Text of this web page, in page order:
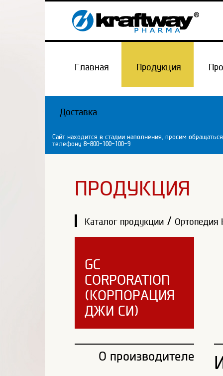
Главная Продукция
Доставка
Сайт находится в стадии наполнения, просим
телефону 8-800-100-100-9
ПРОДУКЦИЯ
Каталог продукции / Ортопедия
GC
CORPORATION
(КОРПОРАЦИЯ
ДЖИ СИ)
О производителе